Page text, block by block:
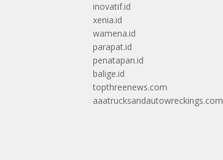
inovatif.id
xenia.id
wamena.id
parapat.id
penatapan.id
balige.id
topthreenews.com
aaatrucksandautowreckings.com